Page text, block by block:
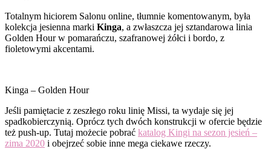
Totalnym hiciorem Salonu online, tłumnie komentowanym, była
kolekcja jesienna marki Kinga, a zwłaszcza jej sztandarowa linia
Golden Hour w pomarańczu, szafranowej żółci i bordo, z
fioletowymi akcentami.
Kinga – Golden Hour
Jeśli pamiętacie z zeszłego roku linię Missi, ta wydaje się jej
spadkobierczynią. Oprócz tych dwóch konstrukcji w ofercie będzie
też push-up. Tutaj możecie pobrać katalog Kingi na sezon jesień –
zima 2020 i obejrzeć sobie inne mega ciekawe rzeczy.